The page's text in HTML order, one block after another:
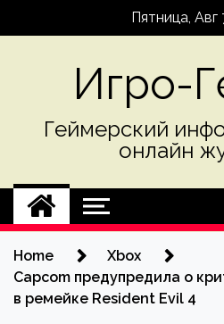
Пятница, Авг
Игро-
Геймерский
онлайн
Home
Xbox
Capcom предупредила о
в ремейке Resident Evil 4